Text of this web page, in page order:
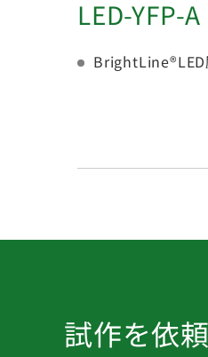
LED-YFP-A
BrightLine®LED
試作を依